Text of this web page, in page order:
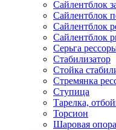
Сайлентблок
Сайлентблок
Сайлентблок
Сайлентблок
Серьга
Стабилизатор
Стойка
Стремянка
Ступица
Тарелка,
Торсион
Шаровая опора